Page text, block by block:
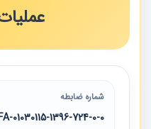
شماره ضابطه
01030115-1396-724-0-0-FA